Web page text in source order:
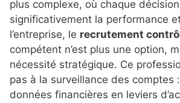
plus complexe, où chaque
significativement la performance
l’entreprise, le recrutement
compétent n’est plus une option,
nécessité stratégique. Ce
pas à la surveillance des comptes
données financières en leviers